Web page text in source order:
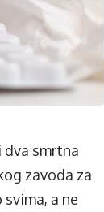
dva smrtna
zavoda za
a ne